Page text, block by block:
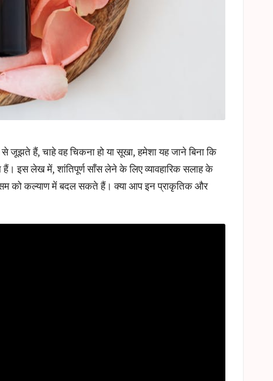
से जूझते हैं, चाहे वह चिकना हो या सूखा, हमेशा यह जाने बिना कि
इस लेख में, शांतिपूर्ण साँस लेने के लिए व्यावहारिक सलाह के
को कल्याण में बदल सकते हैं। क्या आप इन प्राकृतिक और